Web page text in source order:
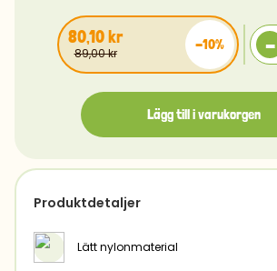
80,10 kr
89,00 kr
-10% -
Lägg till i varukorgen
Produktdetaljer
Lätt nylonmaterial